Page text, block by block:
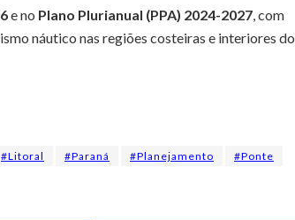
e no Plano Plurianual (PPA) 2024-2027, com
náutico nas regiões costeiras e interiores do
#Litoral #Paraná #Planejamento
#Ponte